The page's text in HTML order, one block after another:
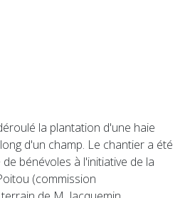
la plantation d'une haie
d'un champ. Le chantier a été
bénévoles à l'initiative de la
(commission